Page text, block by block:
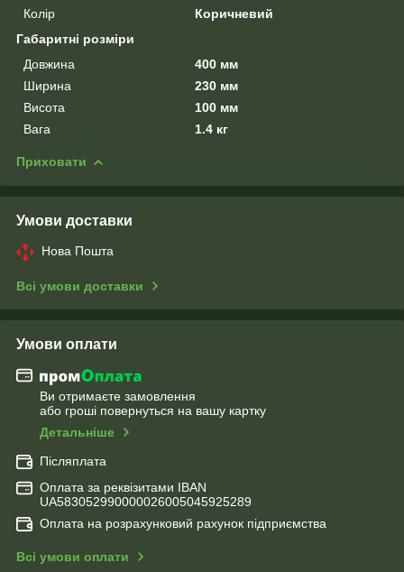
Колір
Коричневий
Габаритні розміри
Довжина
400 мм
Ширина
230 мм
Висота
100 мм
Вага
1.4 кг
Приховати
Умови доставки
Нова Пошта
Всі умови доставки
Умови оплати
Ви отримаєте замовлення
або гроші повернуться на вашу картку
Детальніше
Післяплата
Оплата за реквізитами IBAN
UA583052990000026005045925289
Оплата на розрахунковий рахунок підприємства
Всі умови оплати